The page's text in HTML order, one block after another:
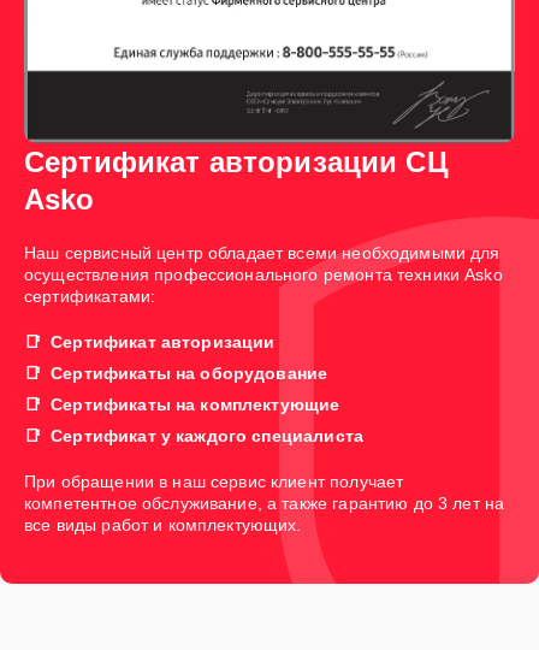
Сертификат авторизации СЦ
Asko
Наш сервисный центр обладает всеми необходимыми для
осуществления профессионального ремонта техники Asko
сертификатами:
Сертификат авторизации
Сертификаты на оборудование
Сертификаты на комплектующие
Сертификат у каждого специалиста
При обращении в наш сервис клиент получает
компетентное обслуживание, а также гарантию до 3 лет на
все виды работ и комплектующих.